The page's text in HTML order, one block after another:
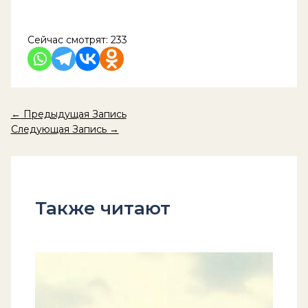
Сейчас смотрят: 233
← Предыдущая Запись
Следующая Запись →
Также читают